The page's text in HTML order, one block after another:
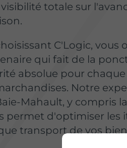
totale sur
C'Logic, vous
qui fait de la
absolue pour
Notre
Mahault, y compris
permet d'optimiser les
transport de vos